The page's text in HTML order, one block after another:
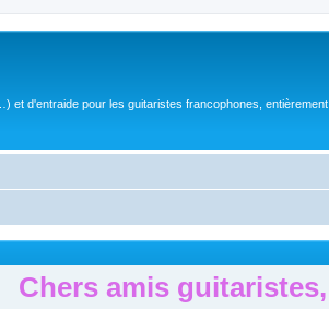
et d'entraide pour les guitaristes francophones, entièrement
Chers amis guitaristes,